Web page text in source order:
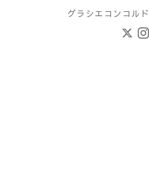
グラシエコンコルド